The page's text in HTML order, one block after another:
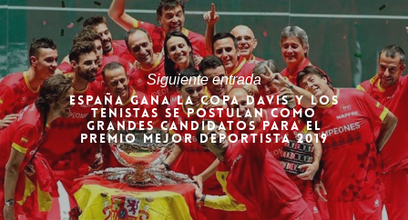
Siguiente entrada
ESPAÑA GANA LA COPA DAVIS Y LOS
TENISTAS SE POSTULAN COMO
GRANDES CANDIDATOS PARA EL
PREMIO MEJOR DEPORTISTA 2019